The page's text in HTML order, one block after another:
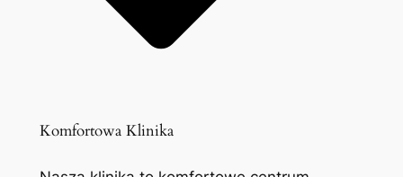
Komfortowa Klinika